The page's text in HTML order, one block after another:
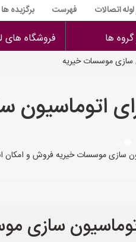
اتصالات فهرست برگزیده ها
ها فروشگاه های
سازی موسسات خیریه
سازی موسسات خیریه فروش و امکان
سازی